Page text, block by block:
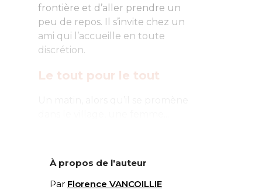
frontière et d’aller prendre un
peu de repos. Il s’invite chez un
ami qui l’accueille en toute
discrétion.
Le tout pour le tout
À propos de l'auteur
Par Florence VANCOILLIE